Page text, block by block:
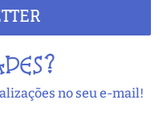
no seu e-mail!